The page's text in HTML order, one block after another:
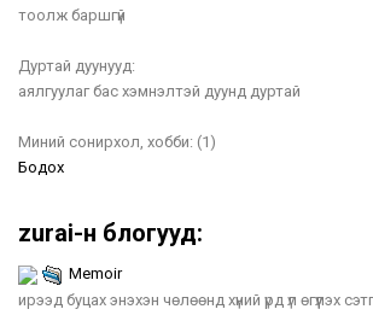
тоолж баршгүй
Дуртай дуунууд:
аялгуулаг бас хэмнэлтэй дуунд дуртай
Миний сонирхол, хобби: (1)
Бодох
zurai-н блогууд:
Memoir
ирээд буцах энэхэн чөлөөнд хүний үрд үл өгүүлэх